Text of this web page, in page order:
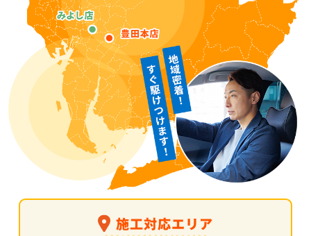
施工対応エリア